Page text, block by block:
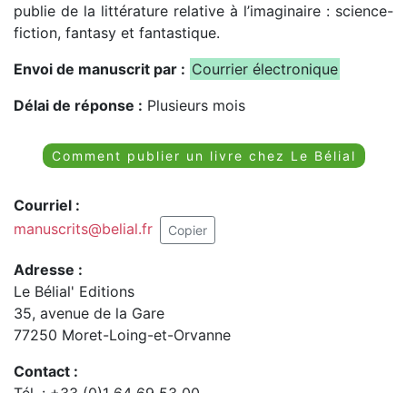
publie de la littérature relative à l’imaginaire : science-
fiction, fantasy et fantastique.
Envoi de manuscrit par : Courrier électronique
Délai de réponse : Plusieurs mois
Comment publier un livre chez Le Bélial
Courriel :
manuscrits@belial.fr
Copier
Adresse :
Le Bélial' Editions
35, avenue de la Gare
77250 Moret-Loing-et-Orvanne
Contact :